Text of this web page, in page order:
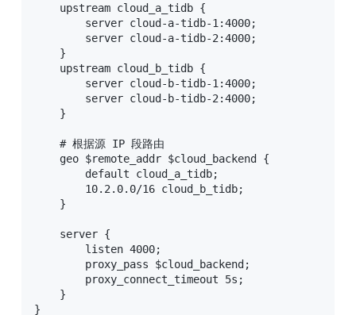
    upstream cloud_a_tidb {
        server cloud-a-tidb-1:4000;
        server cloud-a-tidb-2:4000;
    }
    upstream cloud_b_tidb {
        server cloud-b-tidb-1:4000;
        server cloud-b-tidb-2:4000;
    }
    # 根据源 IP 段路由
    geo $remote_addr $cloud_backend {
        default cloud_a_tidb;
        10.2.0.0/16 cloud_b_tidb;
    }
    server {
        listen 4000;
        proxy_pass $cloud_backend;
        proxy_connect_timeout 5s;
    }
}